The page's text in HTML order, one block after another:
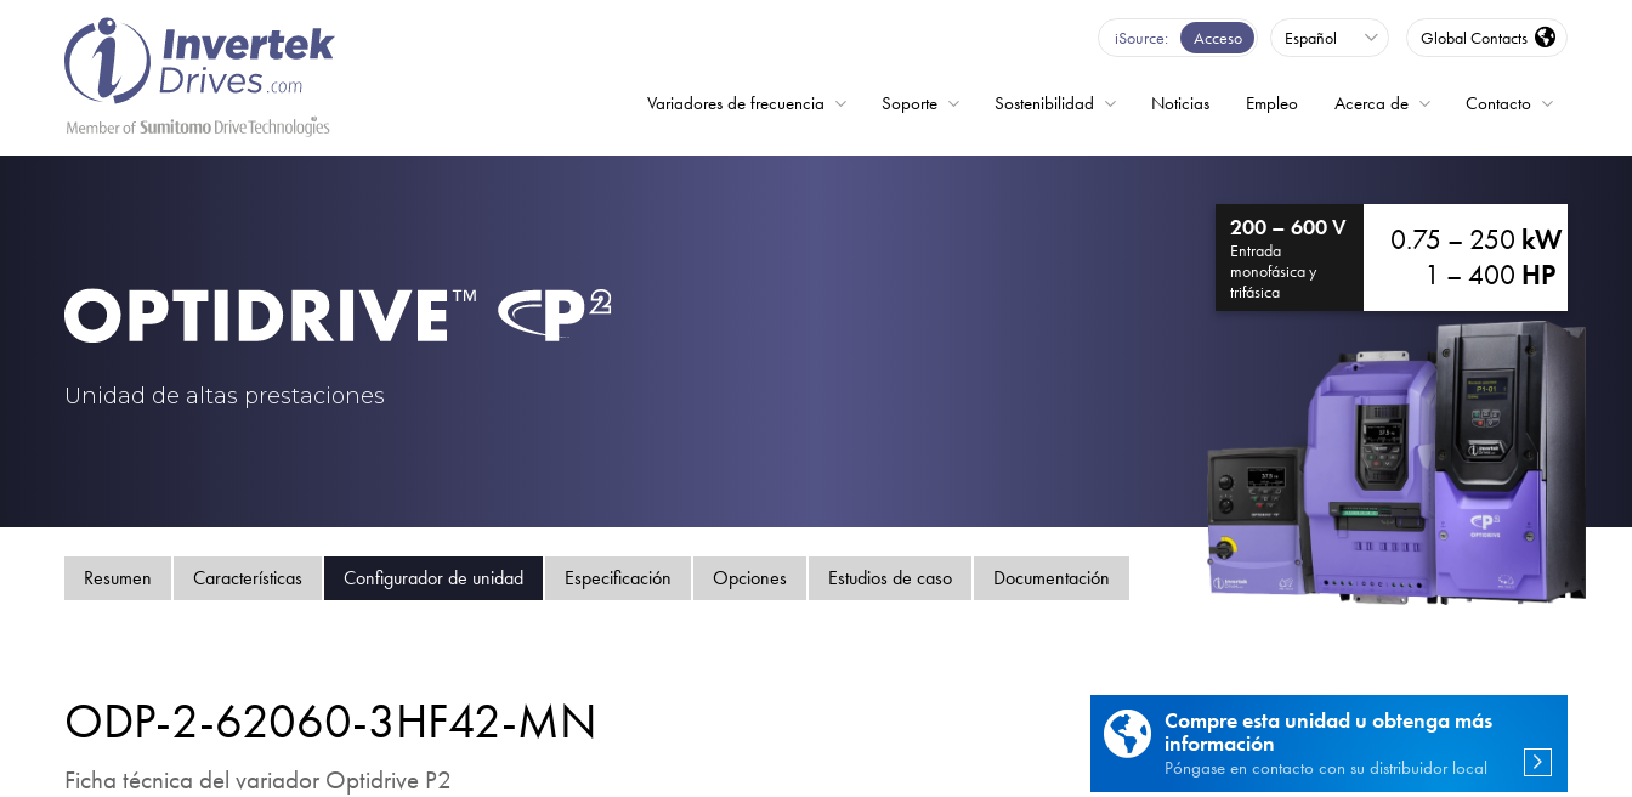
iSource Acceso Español Global Contacts
Variadores de frecuencia Soporte Sostenibilidad Noticias Empleo Acerca de Contacto
Unidad de altas prestaciones
200 – 600 V
Entrada
monofásica y
trifásica
0.75 – 250 kW
1 – 400 HP
Resumen Características Configurador de unidad Especificación Opciones Estudios de caso Documentación
ODP-2-62060-3HF42-MN
Ficha técnica del variador Optidrive P2
Compre esta unidad u obtenga más
información
Póngase en contacto con su distribuidor local
Política de privacidad
Mapa del sitio